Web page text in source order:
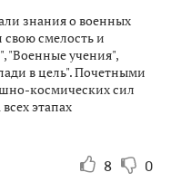
знания о военных
смелость и
"Военные учения",
в цель". Почетными
космических сил
этапах
8 0